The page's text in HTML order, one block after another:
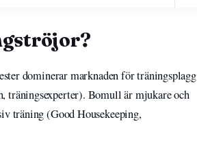
dominerar marknaden för träningsplagg
träningsexperter). Bomull är mjukare och
träning (Good Housekeeping,